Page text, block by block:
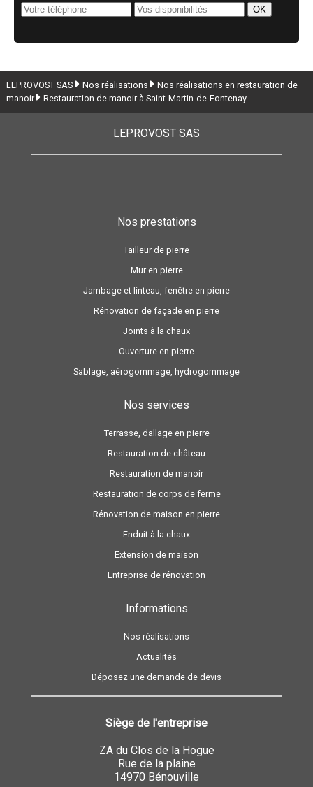
LEPROVOST SAS Nos réalisations
Nos réalisations en restauration de
manoir
Restauration de manoir à Saint-Martin-de-Fontenay
LEPROVOST SAS
Nos prestations
Tailleur de pierre
Mur en pierre
Jambage et linteau, fenêtre en pierre
Rénovation de façade en pierre
Joints à la chaux
Ouverture en pierre
Sablage, aérogommage, hydrogommage
Nos services
Terrasse, dallage en pierre
Restauration de château
Restauration de manoir
Restauration de corps de ferme
Rénovation de maison en pierre
Enduit à la chaux
Extension de maison
Entreprise de rénovation
Informations
Nos réalisations
Actualités
Déposez une demande de devis
Siège de l'entreprise
ZA du Clos de la Hogue
Rue de la plaine
14970 Bénouville